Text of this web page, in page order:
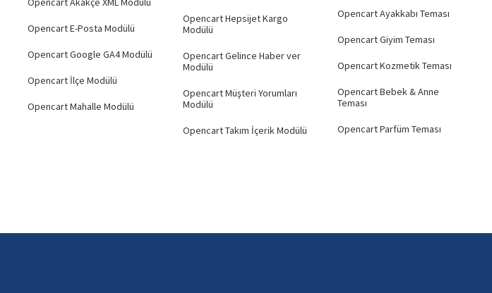
Opencart E-Posta Modülü
Opencart Google GA4 Modülü
Opencart İlçe Modülü
Opencart Mahalle Modülü
Opencart Hepsijet Kargo
Modülü
Opencart Gelince Haber ver
Modülü
Opencart Müşteri Yorumları
Modülü
Opencart Takım İçerik Modülü
Opencart Ayakkabı Teması
Opencart Giyim Teması
Opencart Kozmetik Teması
Opencart Bebek & Anne
Teması
Opencart Parfüm Teması